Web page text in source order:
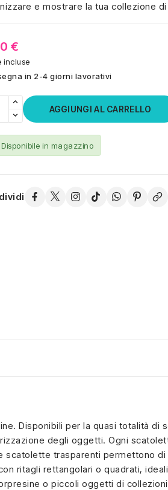
e mostrare la tua collezione
€
incluse
in 2-4 giorni lavorativi
AGGIUNGI AL CARRELLO
Disponibile in magazzino
Disponibili per la quasi totalità di
degli oggetti. Ogni
trasparenti permettono
ritagli rettangolari o quadrati,
o piccoli oggetti di